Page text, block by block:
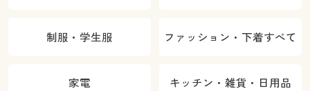
制服・学生服 ファッション・下着すべて
家電 キッチン・雑貨・日用品